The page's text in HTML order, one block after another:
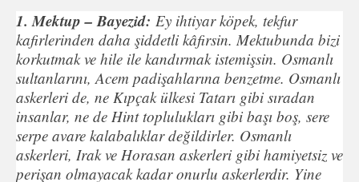
1. Mektup – Bayezid: Ey ihtiyar köpek, tekfur
kafirlerinden daha şiddetli kâfirsin. Mektubunda bizi
korkutmak ve hile ile kandırmak istemişsin. Osmanlı
sultanlarını, Acem padişahlarına benzetme. Osmanlı
askerleri de, ne Kıpçak ülkesi Tatarı gibi sıradan
insanlar, ne de Hint toplulukları gibi başı boş, sere
serpe avare kalabalıklar değildirler. Osmanlı
askerleri, Irak ve Horasan askerleri gibi hamiyetsiz ve
perişan olmayacak kadar onurlu askerlerdir. Yine